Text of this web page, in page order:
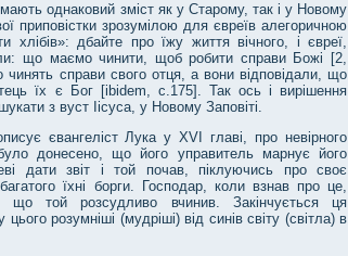
однаковий зміст як у Старому, так і у Новому
приповістки зрозумілою для євреїв алегоричною
хлібів»: дбайте про їжу життя вічного, і євреї,
що маємо чинити, щоб робити справи Божі [2,
справи свого отця, а вони відповідали, що
їх є Бог [ibidem, с.175]. Так ось і вирішення
з вуст Іісуса, у Новому Заповіті.
євангеліст Лука у ХVI главі, про невірного
донесено, що його управитель марнує його
дати звіт і той почав, піклуючись про своє
їхні борги. Господар, коли взнав про це,
що той розсудливо вчинив. Закінчується ця
розумніші (мудріші) від синів світу (світла) в